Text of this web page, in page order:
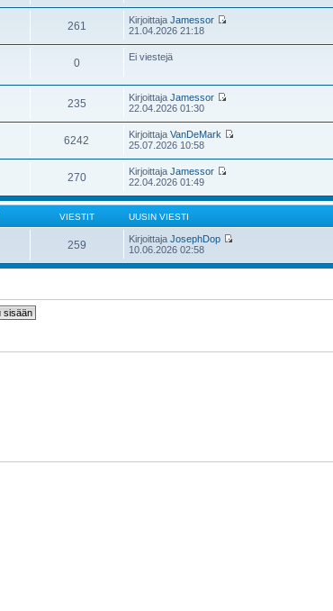
261 KirjoittajaJamessor
21.04.2026 21:18
0 Ei viestejä
235 KirjoittajaJamessor
22.04.2026 01:30
6242 KirjoittajaVanDeMark
25.07.2026 10:58
270 KirjoittajaJamessor
22.04.2026 01:49
VIESTIT UUSIN VIESTI
259 KirjoittajaJosephDop
10.06.2026 02:58